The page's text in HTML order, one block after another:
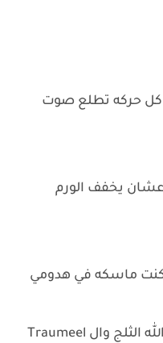
كل حركه تطلع صوت
ماسكه في هدومي
_ الف سلامه عليكِ خير إن شاء الله الثلج وال Traumeel